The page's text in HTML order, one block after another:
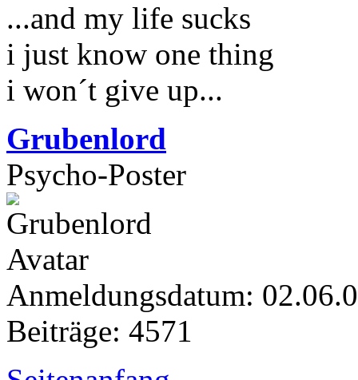
...and my life sucks
i just know one thing
i won´t give up...
Grubenlord
Psycho-Poster
Anmeldungsdatum:
Beiträge: 4571